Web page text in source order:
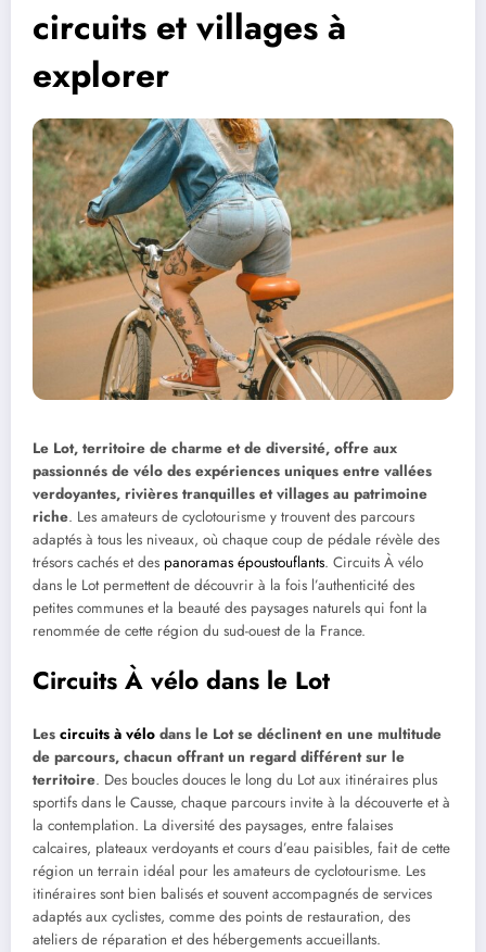
circuits et villages à
explorer
Le Lot, territoire de charme et de diversité, offre aux
passionnés de vélo des expériences uniques entre vallées
verdoyantes, rivières tranquilles et villages au patrimoine
riche. Les amateurs de cyclotourisme y trouvent des parcours
adaptés à tous les niveaux, où chaque coup de pédale révèle des
trésors cachés et des panoramas époustouflants. Circuits À vélo
dans le Lot permettent de découvrir à la fois l’authenticité des
petites communes et la beauté des paysages naturels qui font la
renommée de cette région du sud-ouest de la France.
Circuits À vélo dans le Lot
Les circuits à vélo dans le Lot se déclinent en une multitude
de parcours, chacun offrant un regard différent sur le
territoire. Des boucles douces le long du Lot aux itinéraires plus
sportifs dans le Causse, chaque parcours invite à la découverte et à
la contemplation. La diversité des paysages, entre falaises
calcaires, plateaux verdoyants et cours d’eau paisibles, fait de cette
région un terrain idéal pour les amateurs de cyclotourisme. Les
itinéraires sont bien balisés et souvent accompagnés de services
adaptés aux cyclistes, comme des points de restauration, des
ateliers de réparation et des hébergements accueillants.